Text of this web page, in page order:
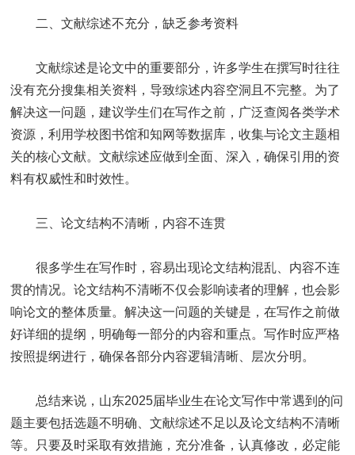
二、文献综述不充分，缺乏参考资料
文献综述是论文中的重要部分，许多学生在撰写时往往
没有充分搜集相关资料，导致综述内容空洞且不完整。为了
解决这一问题，建议学生们在写作之前，广泛查阅各类学术
资源，利用学校图书馆和知网等数据库，收集与论文主题相
关的核心文献。文献综述应做到全面、深入，确保引用的资
料有权威性和时效性。
三、论文结构不清晰，内容不连贯
很多学生在写作时，容易出现论文结构混乱、内容不连
贯的情况。论文结构不清晰不仅会影响读者的理解，也会影
响论文的整体质量。解决这一问题的关键是，在写作之前做
好详细的提纲，明确每一部分的内容和重点。写作时应严格
按照提纲进行，确保各部分内容逻辑清晰、层次分明。
总结来说，山东2025届毕业生在论文写作中常遇到的问
题主要包括选题不明确、文献综述不足以及论文结构不清晰
等。只要及时采取有效措施，充分准备，认真修改，必定能